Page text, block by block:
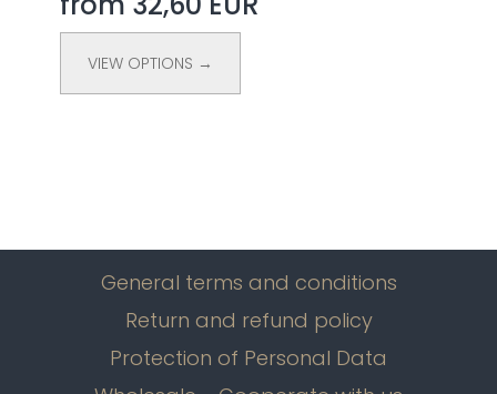
VIEW OPTIONS →
General terms and conditions
Return and refund policy
Protection of Personal Data